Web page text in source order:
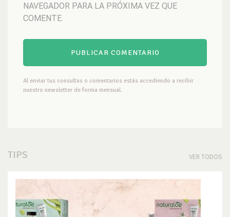
NAVEGADOR PARA LA PRÓXIMA VEZ QUE
COMENTE.
Al enviar tus consultas o comentarios estás accediendo a recibir
nuestro newsletter de forma mensual.
TIPS VER TODOS